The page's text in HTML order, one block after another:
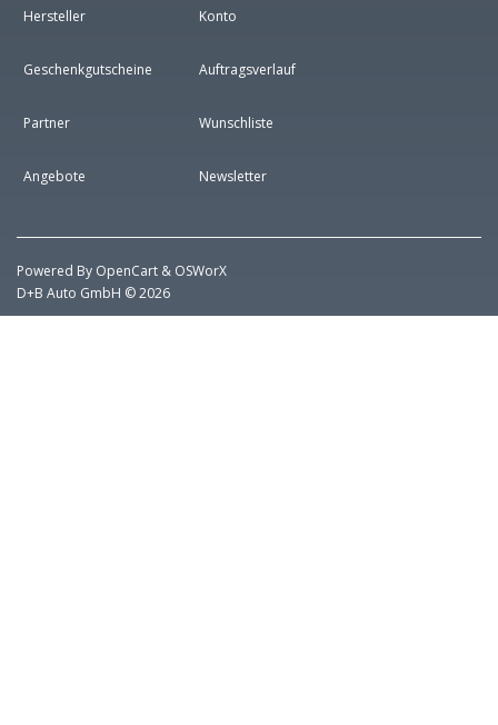
Hersteller
Geschenkgutscheine
Partner
Angebote
Konto
Auftragsverlauf
Wunschliste
Newsletter
Powered By OpenCart & OSWorX
D+B Auto GmbH © 2026